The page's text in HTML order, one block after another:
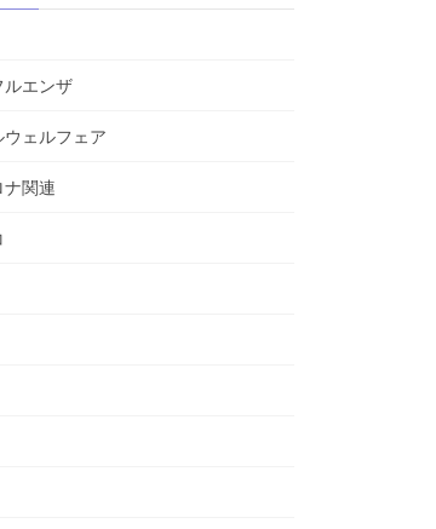
ルエンザ
ウェルフェア
ナ関連